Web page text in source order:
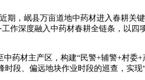
，岷县万亩道地中药材进入春耕关
作深度融入中药材春耕全链条，以
材主产区，构建“民警+辅警+村委
段、偏远地块作业时段的巡查，实